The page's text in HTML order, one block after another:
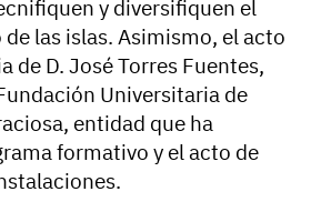
y diversifiquen el
las islas. Asimismo, el acto
de D. José Torres Fuentes,
Universitaria de
entidad que ha
formativo y el acto de